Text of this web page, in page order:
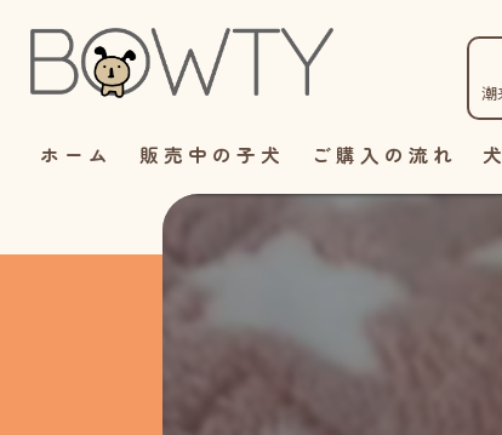
潮
ホーム 販売中の子犬 ご購入の流れ